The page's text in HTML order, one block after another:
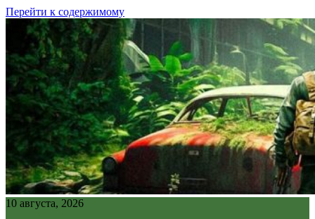
Перейти к содержимому
10 августа, 2026